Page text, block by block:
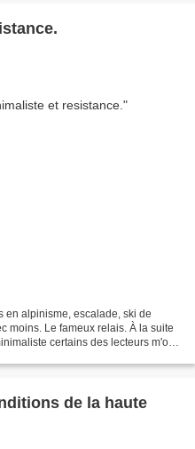
en alpinisme, escalade, ski de
moins. Le fameux relais. À la suite
certains des lecteurs m'ont
de la haute